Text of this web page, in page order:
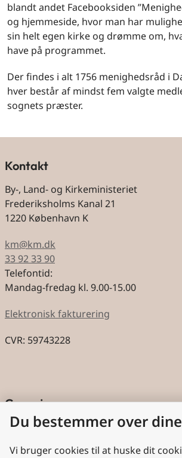
blandt andet Facebooksiden
og hjemmeside, hvor man har
sin helt egen kirke og drømme om,
have på programmet.
Der findes i alt 1756 menighedsråd i
hver består af mindst fem valgte
sognets præster.
Kontakt
By-, Land- og Kirkeministeriet
Frederiksholms Kanal 21
1220 København K
km@km.dk
33 92 33 90
Telefontid:
Mandag-fredag kl. 9.00-15.00
Elektronisk fakturering
CVR: 59743228
Genveje
Cookies
Aktindsigt
Du bestemmer over
Vi bruger cookies til at huske dit